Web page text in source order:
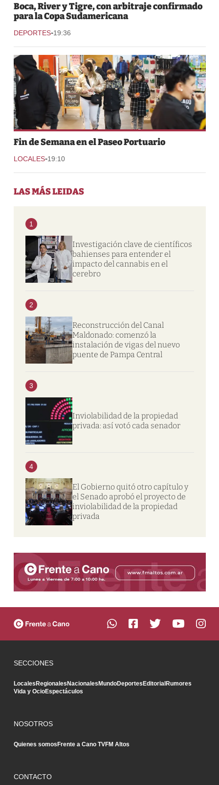
Boca, River y Tigre, con arbitraje confirmado
para la Copa Sudamericana
DEPORTES-19:36
Fin de Semana en el Paseo Portuario
LOCALES-19:10
LAS MÁS LEIDAS
1
Investigación clave de científicos
bahienses para entender el
impacto del cannabis en el
cerebro
2
Reconstrucción del Canal
Maldonado: comenzó la
instalación de vigas del nuevo
puente de Pampa Central
3
Inviolabilidad de la propiedad
privada: así votó cada senador
4
El Gobierno quitó otro capítulo y
el Senado aprobó el proyecto de
inviolabilidad de la propiedad
privada
SECCIONES
LocalesRegionalesNacionalesMundoDeportesEditorialRumores
Vida y OcioEspectáculos
NOSOTROS
Quienes somosFrente a Cano TVFM Altos
CONTACTO